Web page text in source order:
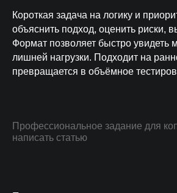
Короткая задача на логику и
объяснить подход, оценить риски,
Формат позволяет быстро увидеть
лишней нагрузки. Подходит на
превращается в объёмное
Профессиональное задание для
написать статью